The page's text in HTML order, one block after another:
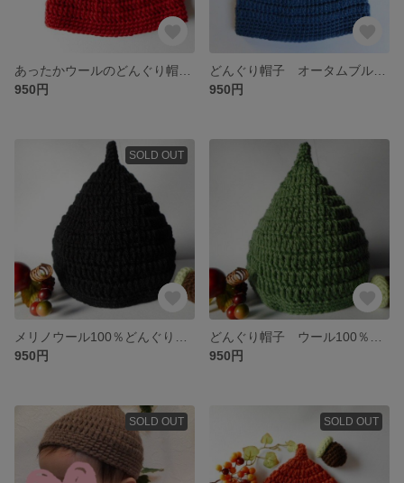
950円
950円
SOLD OUT
950円
950円
SOLD OUT SOLD OUT